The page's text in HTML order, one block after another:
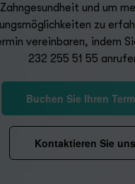
Zahngesundheit und um
zu
vereinbaren, indem
232 255 51 55
Buchen Sie Ihren
Kontaktieren Sie uns